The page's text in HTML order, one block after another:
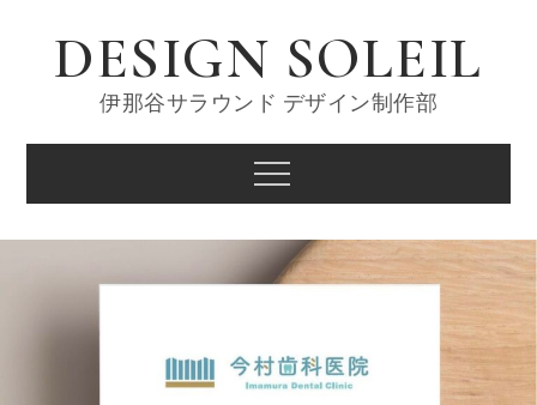
contentDESIGN SOLEIL
伊那谷サラウンド デザイン制作部
Menu